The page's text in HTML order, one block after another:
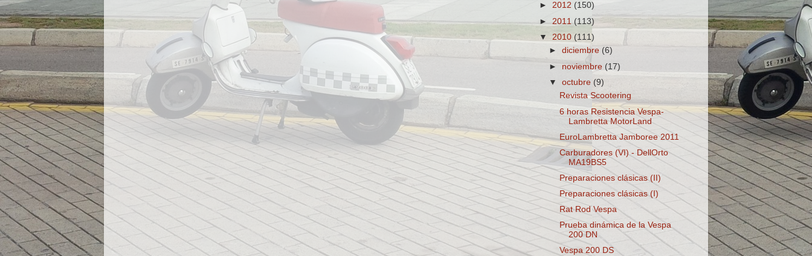
► 2012 (150)
► 2011 (113)
▼ 2010 (111)
►diciembre (6)
► noviembre (17)
▼octubre(9)
Revista Scootering
6 horas Resistencia Vespa-
Lambretta MotorLand
EuroLambretta Jamboree 2011
Carburadores (VI) - DellOrto
MA19BS5
Preparaciones clásicas (II)
Preparaciones clásicas (I)
Rat Rod Vespa
Prueba dinámica de la Vespa
200 DN
Vespa 200 DS